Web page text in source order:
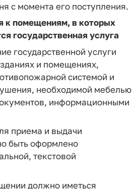
с момента его поступления.
к помещениям, в которых
государственная услуга
государственной услуги
и помещениях,
системой и
необходимой мебелью
информационными
приема и выдачи
быть оформлено
текстовой
должно иметься